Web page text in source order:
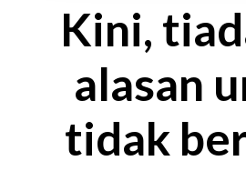
Kini,
alasan
tidak